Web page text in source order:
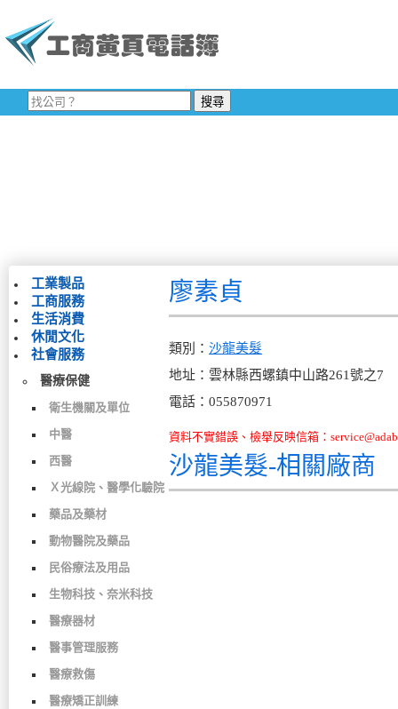
工業製品
工商服務
生活消費
休閒文化
社會服務
醫療保健
衛生機關及單位
中醫
西醫
Ｘ光線院、醫學化驗院
藥品及藥材
動物醫院及藥品
民俗療法及用品
生物科技、奈米科技
醫療器材
醫事管理服務
醫療救傷
醫療矯正訓練
廖素貞
類別： 沙龍美髮
地址：雲林縣西螺鎮中山路261號之7
電話：055870971
資料不實錯誤、檢舉反映信箱：
沙龍美髮-相關廠商